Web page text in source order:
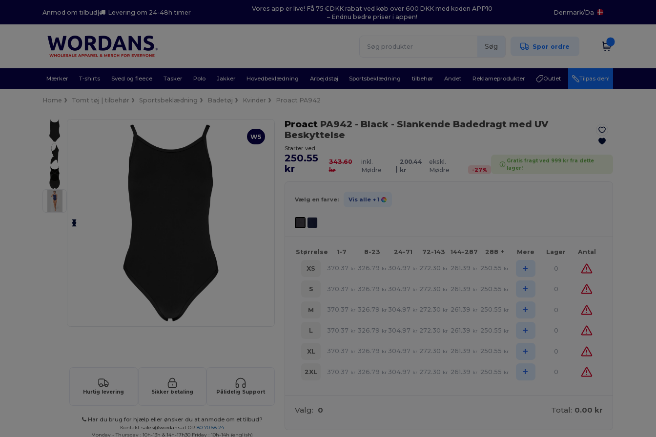
Anmod om tilbud| Levering om 24-48h timer
Vores app er live! Få 75 €DKK rabat ved køb over 600 DKK med koden APP10
– Endnu bedre priser i appen!
Denmark/Da
Søg Spor ordre
Mærker T-shirts Sved og fleece Tasker Polo Jakker Hovedbeklædning Arbejdstøj Sportsbeklædning tilbehør Andet Reklameprodukter Outlet Tilpas den!
Home Tomt tøj | tilbehør Sportsbeklædning Badetøj Kvinder Proact PA942
W5
Hurtig levering Sikker betaling Pålidelig Support
Har du brug for hjælp eller ønsker du at anmode om et tilbud?
Kontakt sales@wordans.at OR80 70 58 24
Monday - Thursday : 10h-13h & 14h-17h30 Friday : 10h-14h (english)
ProactPA942 - Black- Slankende Badedragt med UV
Beskyttelse
Starter ved
250.55
kr
343.60
kr
inkl.
Mødre
|
200.44
kr
ekskl.
Mødre
-27%
Gratis fragt ved 999 kr fra dette
lager!
Vælg en farve: Vis alle + 1
Størrelse 1-7 8-23 24-71 72-143 144-287 288 + Mere Lager Antal
XS 370.37 kr 326.79 kr 304.97 kr 272.30 kr 261.39 kr 250.55 kr + 0
S 370.37 kr 326.79 kr 304.97 kr 272.30 kr 261.39 kr 250.55 kr + 0
M 370.37 kr 326.79 kr 304.97 kr 272.30 kr 261.39 kr 250.55 kr + 0
L 370.37 kr 326.79 kr 304.97 kr 272.30 kr 261.39 kr 250.55 kr + 0
XL 370.37 kr 326.79 kr 304.97 kr 272.30 kr 261.39 kr 250.55 kr + 0
2XL 370.37 kr 326.79 kr 304.97 kr 272.30 kr 261.39 kr 250.55 kr + 0
Valg: 0 Total: 0.00 kr